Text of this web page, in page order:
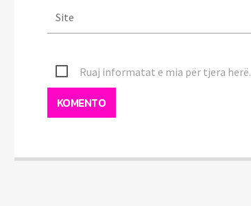
Ruaj informatat e mia për tjera herë.